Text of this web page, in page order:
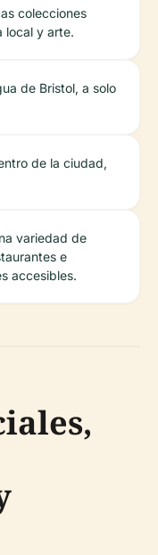
colecciones
local y arte.
de Bristol, a solo
de la ciudad,
variedad de
e
accesibles.